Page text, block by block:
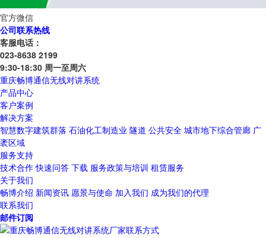
官方微信
公司联系热线
客服电话：
023-8638 2199
9:30-18:30 周一至周六
重庆畅博通信无线对讲系统
产品中心
客户案例
解决方案
智慧数字建筑群落 石油化工制造业 隧道 公共安全 城市地下综合管廊 广
袤区域
服务支持
技术合作 快速问答 下载 服务政策与培训 租赁服务
关于我们
畅博介绍 新闻资讯 愿景与使命 加入我们 成为我们的代理
联系我们
邮件订阅